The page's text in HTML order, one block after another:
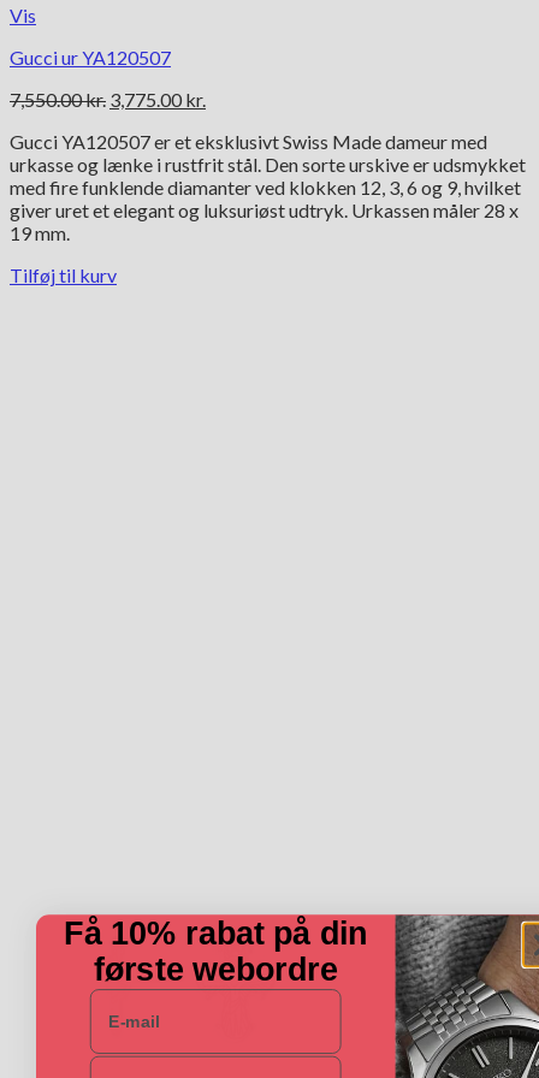
Vis
Gucci ur YA120507
7,550.00kr. Den
pris
var:
7,550.00 kr..
3,775.00 kr.
pris
er:
3,775.00 kr..
Gucci YA120507 er et eksklusivt Swiss Made dameur med
urkasse og lænke i rustfrit stål. Den sorte urskive er udsmykket
med fire funklende diamanter ved klokken 12, 3, 6 og 9, hvilket
giver uret et elegant og luksuriøst udtryk. Urkassen måler 28 x
19 mm.
Tilføj til kurv
Få 10% rabat på din
første webordre
E-mail
Navn